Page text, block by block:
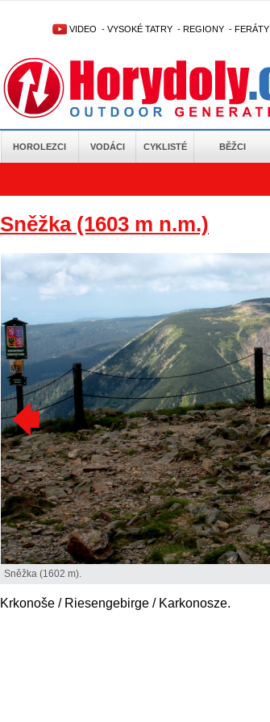
VIDEO - VYSOKÉ TATRY - REGIONY - FERÁTY
HOROLEZCI VODÁCI CYKLISTÉ BĚŽCI
Sněžka (1603 m n.m.)
Sněžka (1602 m).
Krkonoše / Riesengebirge / Karkonosze.